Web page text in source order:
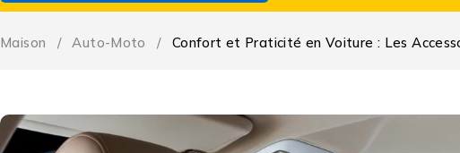
Maison / Auto-Moto / Confort et Praticité en Voiture : Les